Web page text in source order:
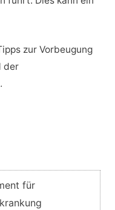
zur Vorbeugung
der
für